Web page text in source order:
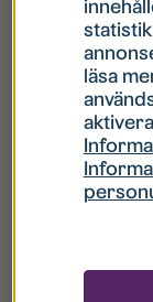
Hur
Hur
Vad
läsa